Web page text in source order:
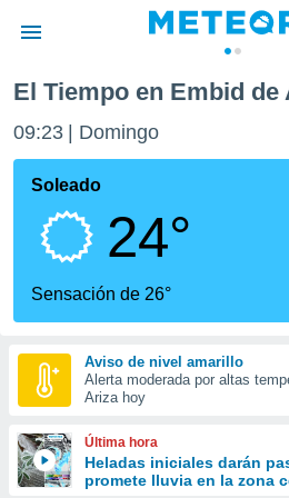
de
por
que se
calidad.
a este
las
y
forma
digital
basada
El Tiempo en Embid de
09:23 Domingo
Soleado
24°
Sensación de 26°
Aviso de nivel amarillo
Alerta moderada por altas
Ariza hoy
Última hora
Heladas iniciales darán
promete lluvia en la zona